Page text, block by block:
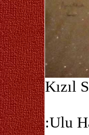
Kızıl
:Ulu